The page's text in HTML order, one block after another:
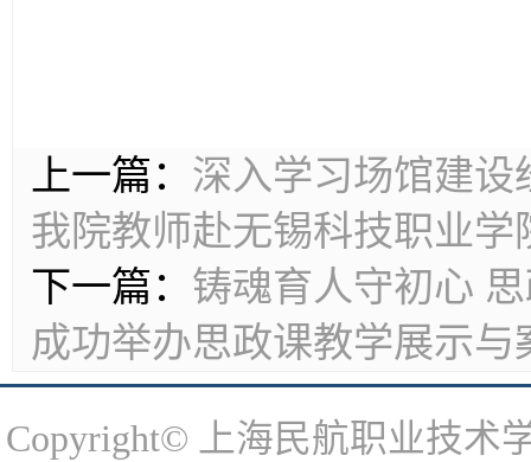
上一篇： 深入学习场馆建
我院教师赴无锡科技职业学
下一篇： 铸魂育人守初心
成功举办思政课教学展示
Copyright© 上海民航职业技